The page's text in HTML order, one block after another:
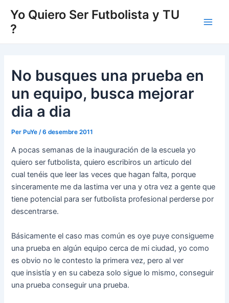
contingut
Yo Quiero Ser Futbolista y TU
?
No busques una prueba en
un equipo, busca mejorar
dia a dia
Per PuYe/6 desembre 2011
A pocas semanas de la inauguración de la escuela yo
quiero ser futbolista, quiero escribiros un articulo del
cual tenéis que leer las veces que hagan falta, porque
sinceramente me da lastima ver una y otra vez a gente que
tiene potencial para ser futbolista profesional perderse por
descentrarse.
Básicamente el caso mas común es oye puye consigueme
una prueba en algún equipo cerca de mi ciudad, yo como
es obvio no le contesto la primera vez, pero al ver
que insistía y en su cabeza solo sigue lo mismo, conseguir
una prueba conseguir una prueba.